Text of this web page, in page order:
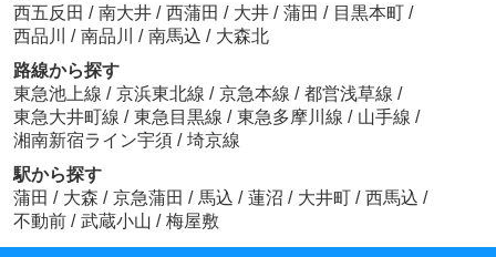
西五反田 / 南大井 / 西蒲田 / 大井 / 蒲田 / 目黒本町 /
西品川 / 南品川 / 南馬込 / 大森北
路線から探す
東急池上線 / 京浜東北線 / 京急本線 / 都営浅草線 /
東急大井町線 / 東急目黒線 / 東急多摩川線 / 山手線 /
湘南新宿ライン宇須 / 埼京線
駅から探す
蒲田 / 大森 / 京急蒲田 / 馬込 / 蓮沼 / 大井町 / 西馬込 /
不動前 / 武蔵小山 / 梅屋敷